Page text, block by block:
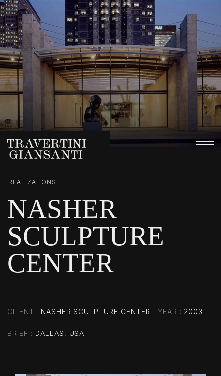
REALIZATIONS
NASHER
SCULPTURE
CENTER
CLIENT NASHER SCULPTURE CENTER YEAR 2003
BRIEF DALLAS, USA